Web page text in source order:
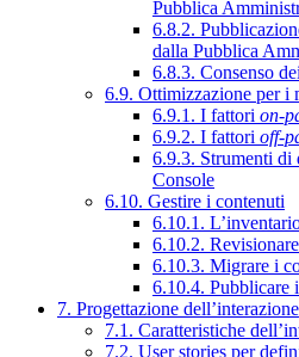
Pubblica
6.8.2.
dalla Pubblica
6.8.3. Consenso
6.9. Ottimizzazione per i
6.9.1. I fattori on-
6.9.2. I fattori off-
6.9.3. Strumenti di
Console
6.10. Gestire i contenuti
6.10.1.
6.10.2.
6.10.3. Migrare i
6.10.4. Pubblicare
7. Progettazione dell’interazione
7.1. Caratteristiche
7.2. User stories per